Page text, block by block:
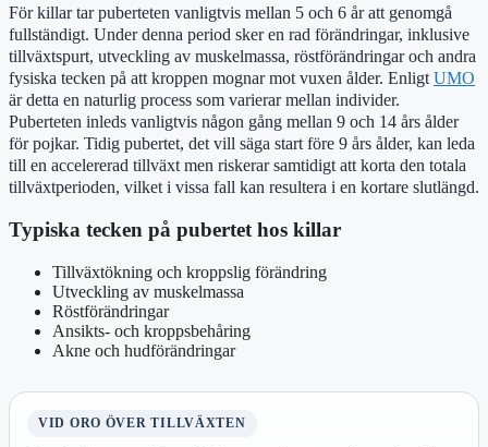
För killar tar puberteten vanligtvis mellan 5 och 6 år att genomgå
fullständigt. Under denna period sker en rad förändringar, inklusive
tillväxtspurt, utveckling av muskelmassa, röstförändringar och andra
fysiska tecken på att kroppen mognar mot vuxen ålder. Enligt UMO
är detta en naturlig process som varierar mellan individer.
Puberteten inleds vanligtvis någon gång mellan 9 och 14 års ålder
för pojkar. Tidig pubertet, det vill säga start före 9 års ålder, kan leda
till en accelererad tillväxt men riskerar samtidigt att korta den totala
tillväxtperioden, vilket i vissa fall kan resultera i en kortare slutlängd.
Typiska tecken på pubertet hos killar
Tillväxtökning och kroppslig förändring
Utveckling av muskelmassa
Röstförändringar
Ansikts- och kroppsbehåring
Akne och hudförändringar
VID ORO ÖVER TILLVÄXTEN